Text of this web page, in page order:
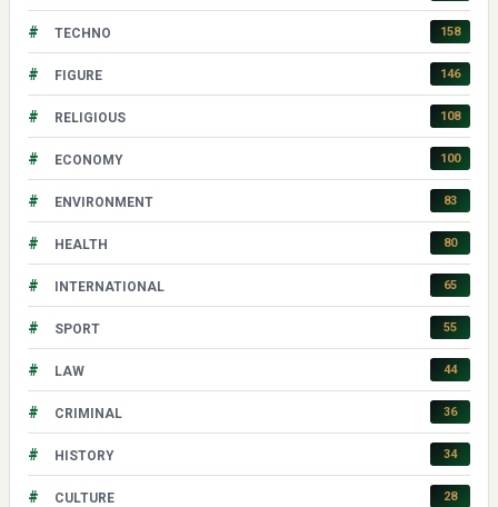
# TECHNO 158
# FIGURE 146
# RELIGIOUS 108
# ECONOMY 100
# ENVIRONMENT 83
# HEALTH 80
# INTERNATIONAL 65
# SPORT 55
# LAW 44
# CRIMINAL 36
# HISTORY 34
# CULTURE 28